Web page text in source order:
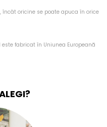
oricine se poate apuca în orice
fabricat în Uniunea Europeană